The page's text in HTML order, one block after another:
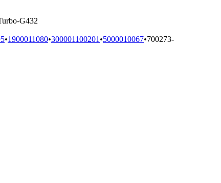
G432
•1900011080•300001100201 •5000010067•700273-